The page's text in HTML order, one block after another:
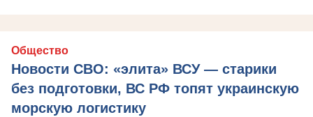
Общество
Новости СВО: «элита» ВСУ — старики
без подготовки, ВС РФ топят украинскую
морскую логистику